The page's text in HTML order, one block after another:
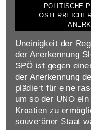
POLITISCHE
Uneinigkeit der
der Anerkennung
SPÖ ist gegen
der Anerkennung
plädiert für eine
um so der UNO
Kroatien zu
souveräner Staat